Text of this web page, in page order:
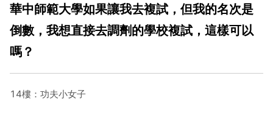
華中師範大學如果讓我去複試，但我的名次是
倒數，我想直接去調劑的學校複試，這樣可以
嗎？
14樓：功夫小女子